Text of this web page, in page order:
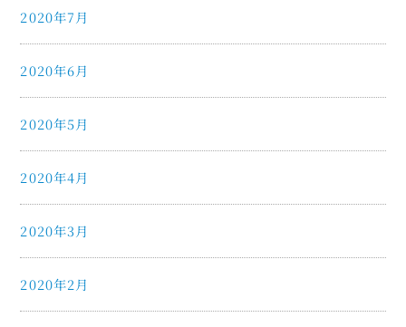
2020年7月
2020年6月
2020年5月
2020年4月
2020年3月
2020年2月